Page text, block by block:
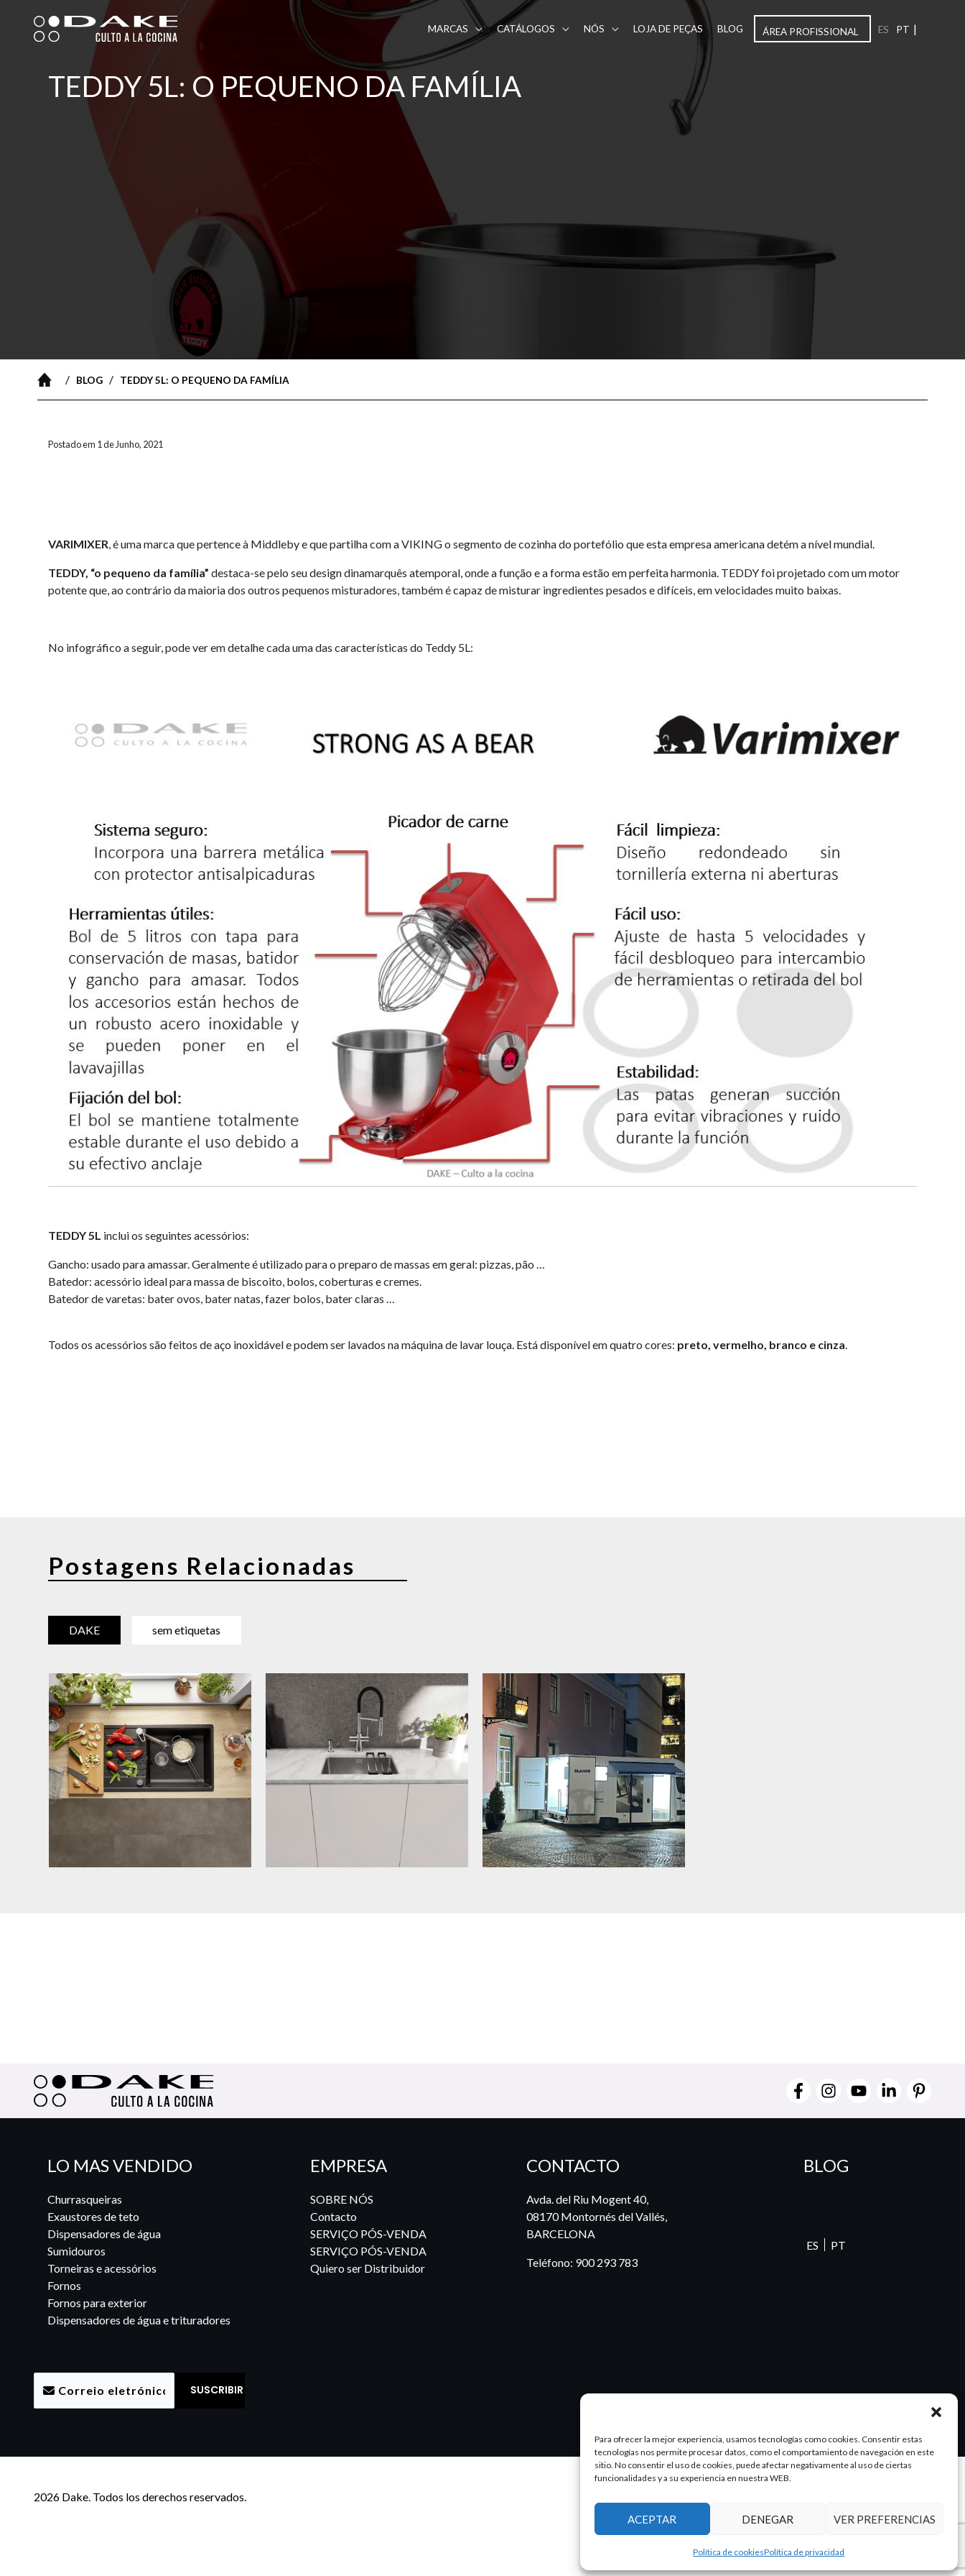
Para ofrecer la mejor experiencia, usamos tecnologías como cookies. Consentir estas
tecnologías nos permite procesar datos, como el comportamiento de navegación en este
sitio. No consentir el uso de cookies, puede afectar negativamente al uso de ciertas
funcionalidades y a su experiencia en nuestra WEB.
ACEPTAR DENEGAR VER PREFERENCIAS
Política de cookiesPolítica de privacidad
content
MARCAS CATÁLOGOS NÓS LOJA DE PEÇAS BLOG ÁREA PROFISSIONAL ES PT |
TEDDY 5L: O PEQUENO DA FAMÍLIA
/ BLOG / TEDDY 5L: O PEQUENO DA FAMÍLIA
Postado em 1 de Junho, 2021
VARIMIXER, é uma marca que pertence à Middleby e que partilha com a VIKING o segmento de cozinha do portefólio que esta empresa americana detém a nível mundial.
TEDDY, “o pequeno da família” destaca-se pelo seu design dinamarquês atemporal, onde a função e a forma estão em perfeita harmonia. TEDDY foi projetado com um motor
potente que, ao contrário da maioria dos outros pequenos misturadores, também é capaz de misturar ingredientes pesados ​​e difíceis, em velocidades muito baixas.
No infográfico a seguir, pode ver em detalhe cada uma das características do Teddy 5L:
TEDDY 5L inclui os seguintes acessórios:
Gancho: usado para amassar. Geralmente é utilizado para o preparo de massas em geral: pizzas, pão …
Batedor: acessório ideal para massa de biscoito, bolos, coberturas e cremes.
Batedor de varetas: bater ovos, bater natas, fazer bolos, bater claras …
Todos os acessórios são feitos de aço inoxidável e podem ser lavados na máquina de lavar louça. Está disponível em quatro cores: preto, vermelho, branco e cinza.
Postagens Relacionadas
DAKE sem etiquetas
LO MAS VENDIDO
Churrasqueiras
Exaustores de teto
Dispensadores de água
Sumidouros
Torneiras e acessórios
Fornos
Fornos para exterior
Dispensadores de água e trituradores
EMPRESA
SOBRE NÓS
Contacto
SERVIÇO PÓS-VENDA
SERVIÇO PÓS-VENDA
Quiero ser Distribuidor
CONTACTO
Avda. del Riu Mogent 40,
08170 Montornés del Vallés,
BARCELONA
Teléfono: 900 293 783
BLOG
ES PT
2026 Dake. Todos los derechos reservados.